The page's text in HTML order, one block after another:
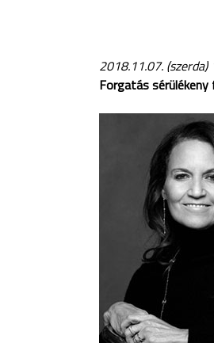
2018.11.07.
Forgatás sérülékeny